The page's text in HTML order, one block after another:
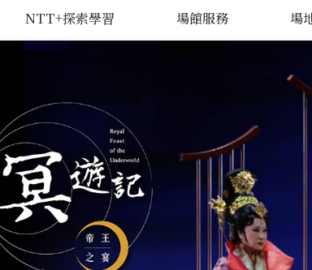
NTT+探索學習 場館服務 場